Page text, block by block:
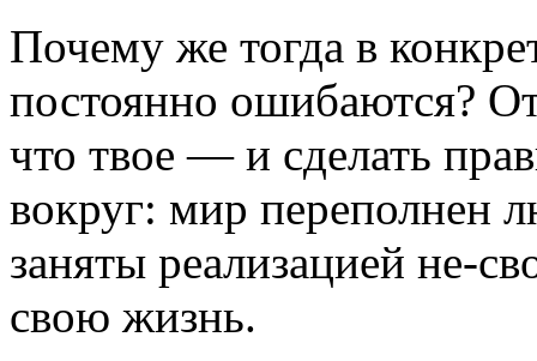
Почему же тогда в
постоянно ошибаются?
что твое — и сделать
вокруг: мир переполнен
заняты реализацией не-
свою жизнь.